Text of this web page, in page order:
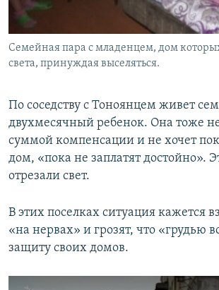
Семейная пара с младенцем, дом
света, принуждая выселяться.
По соседству с Тоноянцем живет
двухмесячный ребенок. Она тоже
суммой компенсации и не хочет
дом, «пока не заплатят достойно».
отрезали свет.
В этих поселках ситуация кажется
«на нервах» и грозят, что «грудью
защиту своих домов.